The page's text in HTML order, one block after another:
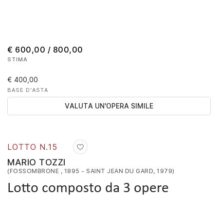
LOTTO N.15
MARIO TOZZI
(FOSSOMBRONE , 1895 - SAINT JEAN DU GARD, 1979)
Lotto composto da 3 opere
€ 600,00 / 800,00
STIMA
€ 400,00
BASE D'ASTA
VALUTA UN'OPERA SIMILE